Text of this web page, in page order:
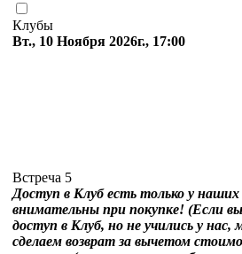
Клубы
Вт., 10 Ноября 2026г., 17:00
Встреча 5
Доступ в Клуб есть только у
внимательны при покупке! (Если
доступ в Клуб, но не учились у
сделаем возврат за вычетом